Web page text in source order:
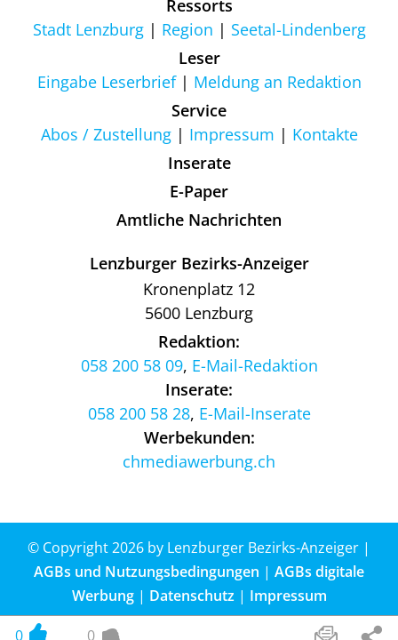
0 0
Ressorts
Stadt Lenzburg
Region
Seetal-Lindenberg
Leser
Eingabe Leserbrief
Meldung an Redaktion
Service
Abos / Zustellung
Impressum
Kontakte
Inserate
E-Paper
Amtliche Nachrichten
Lenzburger Bezirks-Anzeiger
Kronenplatz 12
5600 Lenzburg
Redaktion:
058 200 58 09, E-Mail-Redaktion
Inserate:
058 200 58 28, E-Mail-Inserate
Werbekunden:
chmediawerbung.ch
© Copyright 2026 by Lenzburger Bezirks-Anzeiger |
AGBs und Nutzungsbedingungen | AGBs digitale
Werbung| Datenschutz| Impressum
Website by